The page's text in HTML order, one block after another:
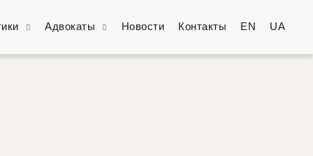
Адвокаты Новости Контакты EN UA